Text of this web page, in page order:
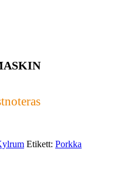
Etikett: Porkka